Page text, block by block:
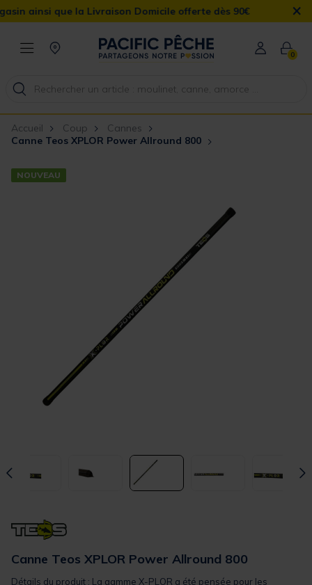
que la Livraison Domicile offerte dès 90€ ×
0
Accueil Coup
Cannes
Canne Teos XPLOR Power Allround 800
NOUVEAU
Canne Teos XPLOR Power Allround 800
Détails du produit : La gamme X-PLOR a été pensée pour les